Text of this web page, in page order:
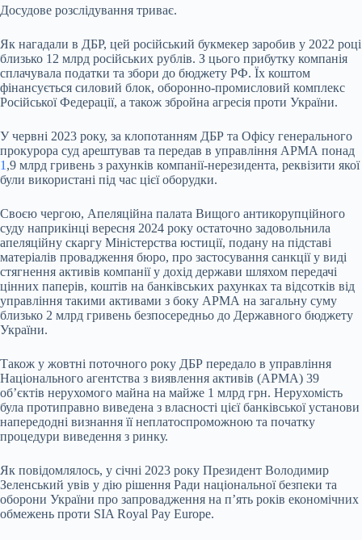
Досудове розслідування триває.
Як нагадали в ДБР, цей російський букмекер заробив у 2022 році
близько 12 млрд російських рублів. З цього прибутку компанія
сплачувала податки та збори до бюджету РФ. Їх коштом
фінансується силовий блок, оборонно-промисловий комплекс
Російської Федерації, а також збройна агресія проти України.
У червні 2023 року, за клопотанням ДБР та Офісу генерального
прокурора суд арештував та передав в управління АРМА понад
1 ,9 млрд гривень з рахунків компанії-нерезидента, реквізити якої
були використані під час цієї оборудки.
Своєю чергою, Апеляційна палата Вищого антикорупційного
суду наприкінці вересня 2024 року остаточно задовольнила
апеляційну скаргу Міністерства юстиції, подану на підставі
матеріалів провадження бюро, про застосування санкції у виді
стягнення активів компанії у дохід держави шляхом передачі
цінних паперів, коштів на банківських рахунках та відсотків від
управління такими активами з боку АРМА на загальну суму
близько 2 млрд гривень безпосередньо до Державного бюджету
України.
Також у жовтні поточного року ДБР передало в управління
Національного агентства з виявлення активів (АРМА) 39
об’єктів нерухомого майна на майже 1 млрд грн. Нерухомість
була протиправно виведена з власності цієї банківської установи
напередодні визнання її неплатоспроможною та початку
процедури виведення з ринку.
Як повідомлялось, у січні 2023 року Президент Володимир
Зеленський увів у дію рішення Ради національної безпеки та
оборони України про запровадження на п’ять років економічних
обмежень проти SIA Royal Pay Europe.